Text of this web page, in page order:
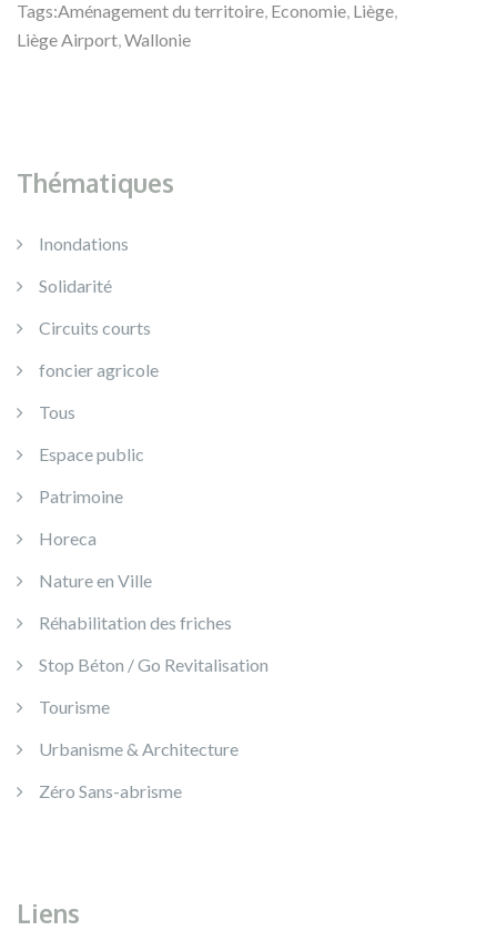
Tags:Aménagement du territoire, Economie, Liège,
Liège Airport,Wallonie
Thématiques
Inondations
Solidarité
Circuits courts
foncier agricole
Tous
Espace public
Patrimoine
Horeca
Nature en Ville
Réhabilitation des friches
Stop Béton / Go Revitalisation
Tourisme
Urbanisme & Architecture
Zéro Sans-abrisme
Liens